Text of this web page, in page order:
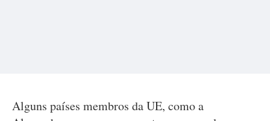
Alguns países membros da UE, como a